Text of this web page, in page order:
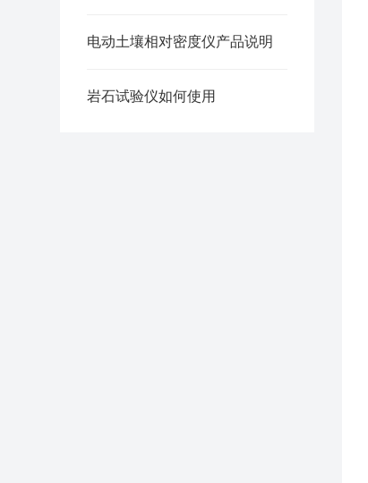
电动土壤相对密度仪产品说明
岩石试验仪如何使用